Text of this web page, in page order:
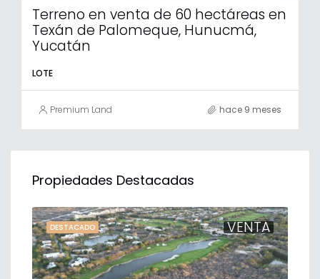
Terreno en venta de 60 hectáreas en
Texán de Palomeque, Hunucmá,
Yucatán
LOTE
Premium Land hace 9 meses
Propiedades Destacadas
VENTA
DESTACADO